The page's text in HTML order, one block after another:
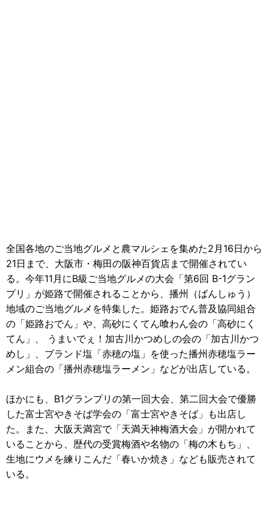
全国各地のご当地グルメと農マルシェを集めた2月16日から
21日まで、大阪市・梅田の阪神百貨店まで開催されてい
る。今年11月にB級ご当地グルメの大会「第6回 B-1グラン
プリ」が姫路で開催されることから、播州（ばんしゅう）
地域のご当地グルメを特集した。姫路おでん普及協同組合
の「姫路おでん」や、高砂にくてん喰わん会の「高砂にく
てん」、 うまいでぇ！加古川かつめしの会の「加古川かつ
めし」、ブランド塩「赤穂の塩」を使った播州赤穂塩ラー
メン組合の「播州赤穂塩ラーメン」などが出店している。
ほかにも、B1グランプリの第一回大会、第二回大会で優勝
した富士宮やきそば学会の「富士宮やきそば」も出店し
た。また、大阪天満宮で「天満天神梅酒大会」が開かれて
いることから、歴代の受賞梅酒や名物の「梅の木もち」、
生地にウメを練りこんだ「春いか焼き」なども販売されて
いる。